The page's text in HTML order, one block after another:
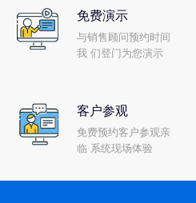
免费演示
与销售顾问预约时间
我 们登门为您演示
客户参观
免费预约客户参观亲
临 系统现场体验